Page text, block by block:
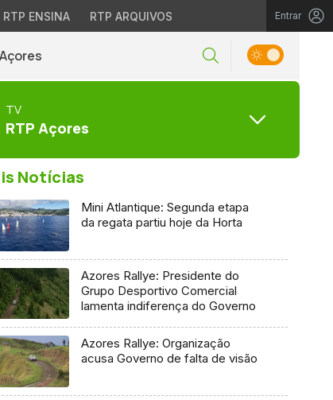
RTP ENSINA RTP ARQUIVOS Entrar
TV
RTP Açores
Notícias
Mini Atlantique: Segunda etapa
da regata partiu hoje da Horta
Azores Rallye: Presidente do
Grupo Desportivo Comercial
lamenta indiferença do Governo
Azores Rallye: Organização
acusa Governo de falta de visão